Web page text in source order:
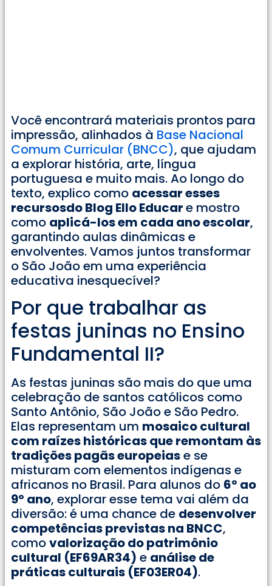
Você encontrará materiais prontos para
impressão, alinhados à Base Nacional
Comum Curricular (BNCC), que ajudam
a explorar história, arte, língua
portuguesa e muito mais. Ao longo do
texto, explico como acessar esses
recursosdo Blog Ello Educare mostro
como aplicá-los em cada ano escolar,
garantindo aulas dinâmicas e
envolventes. Vamos juntos transformar
o São João em uma experiência
educativa inesquecível?
Por que trabalhar as
festas juninas no Ensino
Fundamental II?
As festas juninas são mais do que uma
celebração de santos católicos como
Santo Antônio, São João e São Pedro.
Elas representam um mosaico cultural
com raízes históricas que remontam às
tradições pagãs europeiase se
misturam com elementos indígenas e
africanos no Brasil. Para alunos do 6º ao
9º ano, explorar esse tema vai além da
diversão: é uma chance de desenvolver
competências previstas na BNCC,
comovalorização do patrimônio
cultural (EF69AR34) e análise de
práticas culturais (EF03ER04).